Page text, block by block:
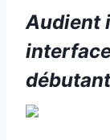
Audient
débutant